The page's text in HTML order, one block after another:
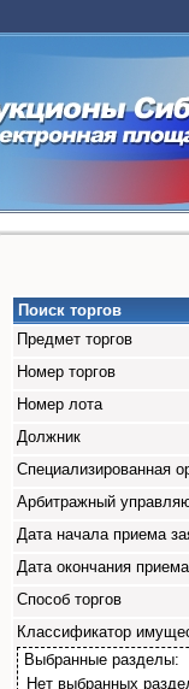
Поиск торгов
Предмет торгов
Номер торгов
Номер лота
Должник
Специализированная
Арбитражный
Дата начала приема
Дата окончания
Способ торгов
Классификатор
Выбранные разделы:
Нет выбранных